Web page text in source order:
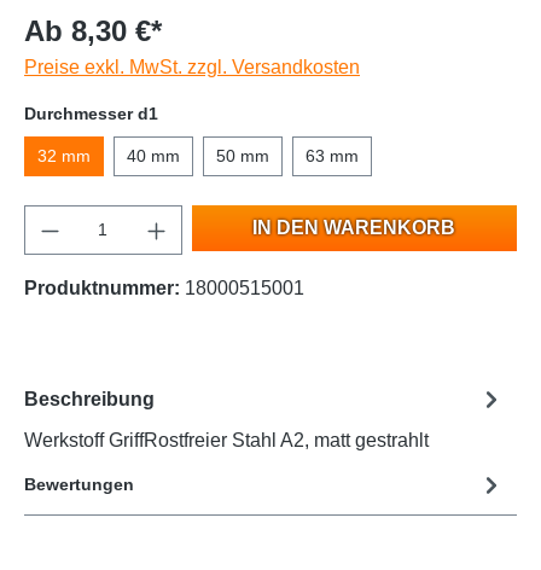
Ab 8,30 €*
Preise exkl. MwSt. zzgl. Versandkosten
Durchmesser d1
32 mm 40 mm 50 mm 63 mm
IN DEN WARENKORB
Produktnummer: 18000515001
Beschreibung
Werkstoff GriffRostfreier Stahl A2, matt gestrahlt
Bewertungen